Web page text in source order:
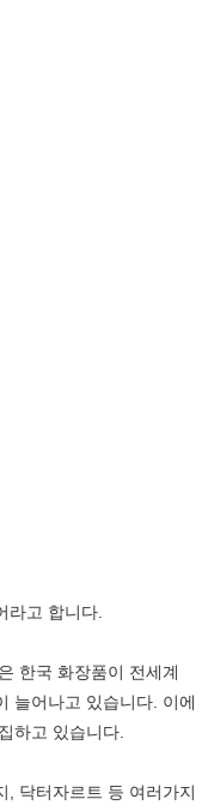
라고 합니다.
한국 화장품이 전세계
늘어나고 있습니다. 이에
하고 있습니다.
, 닥터자르트 등 여러가지